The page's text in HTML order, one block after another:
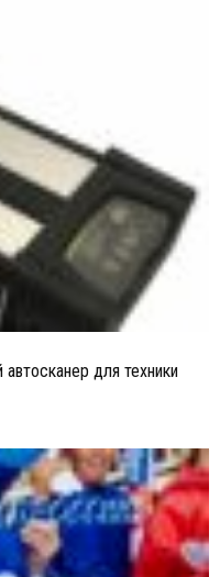
для техники